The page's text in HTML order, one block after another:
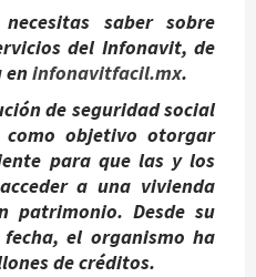
saber sobre
del Infonavit, de
eninfonavitfacil.mx.
de seguridad social
objetivo otorgar
para que las y los
a una vivienda
patrimonio. Desde su
el organismo ha
de créditos.